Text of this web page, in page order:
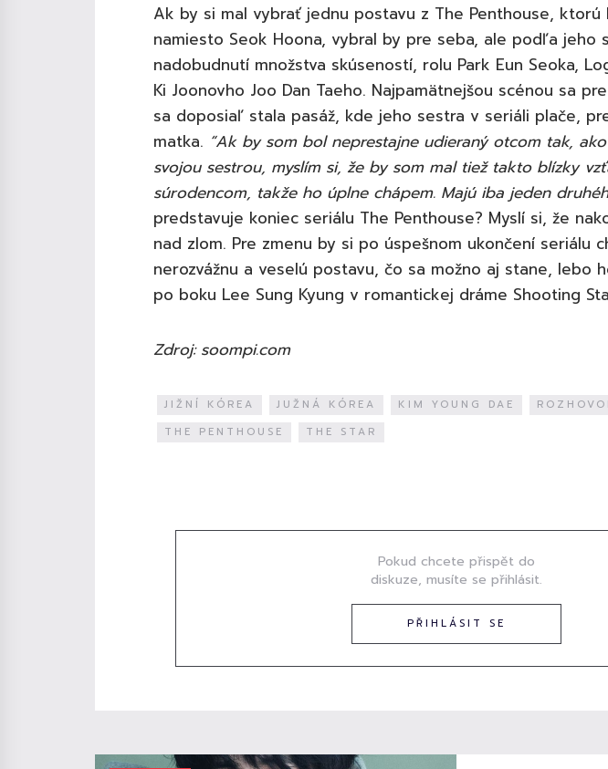
Ak by si mal vybrať jednu postavu z The Penthouse, ktorú
namiesto Seok Hoona, vybral by pre seba, ale podľa jeho
nadobudnutí množstva skúseností, rolu Park Eun Seoka,
Ki Joonovho Joo Dan Taeho. Najpamätnejšou scénou sa
sa doposiaľ stala pasáž, kde jeho sestra v seriáli plače,
matka. “Ak by som bol neprestajne udieraný otcom tak,
svojou sestrou, myslím si, že by som mal tiež takto blízky
súrodencom, takže ho úplne chápem. Majú iba jeden
predstavuje koniec seriálu The Penthouse? Myslí si, že
nad zlom. Pre zmenu by si po úspešnom ukončení seriálu
nerozvážnu a veselú postavu, čo sa možno aj stane, lebo
po boku Lee Sung Kyung v romantickej dráme Shooting
Zdroj: soompi.com
JIŽNÍ KÓREA JUŽNÁ KÓREA KIM YOUNG DAE
THE PENTHOUSE
THE STAR
Pokud chcete přispět do
diskuze, musíte se přihlásit.
PŘIHLÁSIT SE